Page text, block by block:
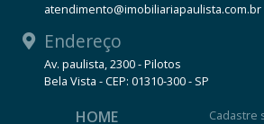
atendimento@imobiliariapaulista.com.br
Endereço
Av. paulista, 2300 - Pilotos
Bela Vista - CEP: 01310-300 - SP
HOME Cadastre